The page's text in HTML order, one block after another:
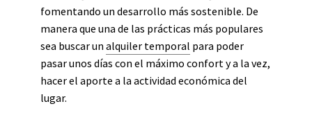
fomentando un desarrollo más sostenible. De
manera que una de las prácticas más populares
sea buscar un alquiler temporal para poder
pasar unos días con el máximo confort y a la vez,
hacer el aporte a la actividad económica del
lugar.